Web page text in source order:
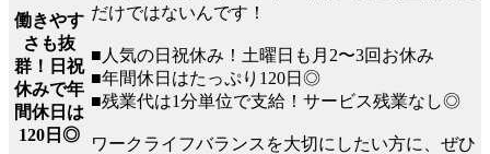
働きやす
さも抜
群！日祝
休みで年
間休日は
120日◎
だけではないんです！
■人気の日祝休み！土曜日も月2〜3回お休み
■年間休日はたっぷり120日◎
■残業代は1分単位で支給！サービス残業なし◎
ワークライフバランスを大切にしたい方に、ぜひ